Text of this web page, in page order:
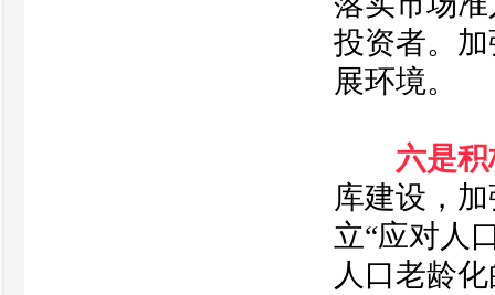
投资者。
展环境。
六是
库建设，
立“应对人
人口老龄